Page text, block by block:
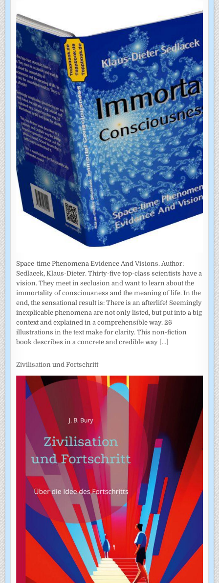
Space-time Phenomena Evidence And Visions. Author:
Sedlacek, Klaus-Dieter. Thirty-five top-class scientists have a
vision. They meet in seclusion and want to learn about the
immortality of consciousness and the meaning of life. In the
end, the sensational result is: There is an afterlife! Seemingly
inexplicable phenomena are not only listed, but put into a big
context and explained in a comprehensible way. 26
illustrations in the text make for clarity. This non-fiction
book describes in a concrete and credible way [...]
Zivilisation und Fortschritt